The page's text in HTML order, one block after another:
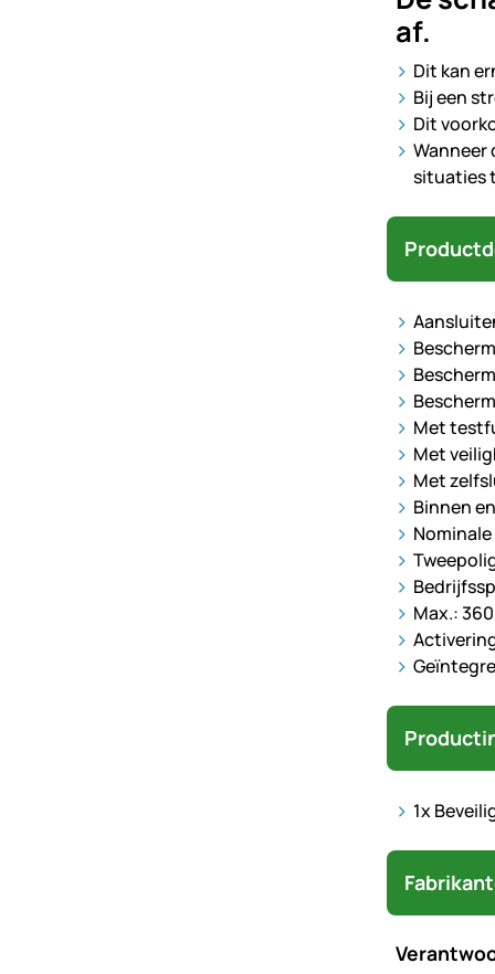
af.
Dit kan
Bij een
Dit
situaties
Met
Met
Met
Binnen
Max.:
1x